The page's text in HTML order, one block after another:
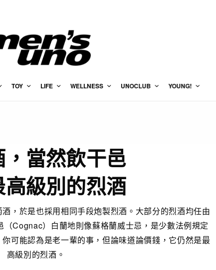
TOY LIFE WELLNESS UNOCLUB YOUNG!
當然飲干邑
級別的烈酒
，於是也採用相同手段炮製烈酒。大部分的烈酒均任由
Cognac）白蘭地則像蘇格蘭威士忌，是少數法例規定
可能認為是老一輩的事，但論味道論價錢，它仍然是最
高級別的烈酒。